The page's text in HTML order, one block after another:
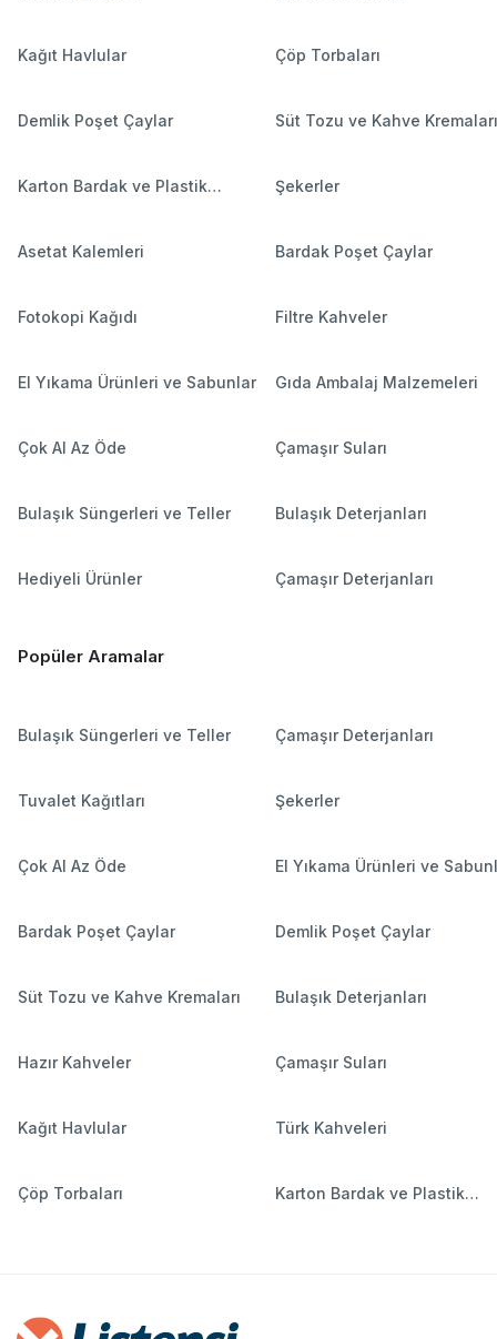
Kağıt Havlular Çöp Torbaları
Demlik Poşet Çaylar Süt Tozu ve Kahve Kremaları
Karton Bardak ve Plastik
Şekerler
Asetat Kalemleri Bardak Poşet Çaylar
Fotokopi Kağıdı Filtre Kahveler
El Yıkama Ürünleri ve Sabunlar Gıda Ambalaj Malzemeleri
Çok Al Az Öde Çamaşır Suları
Bulaşık Süngerleri ve Teller Bulaşık Deterjanları
Hediyeli Ürünler Çamaşır Deterjanları
Popüler Aramalar
Bulaşık Süngerleri ve Teller Çamaşır Deterjanları
Tuvalet Kağıtları Şekerler
Çok Al Az Öde El Yıkama Ürünleri ve
Bardak Poşet Çaylar Demlik Poşet Çaylar
Süt Tozu ve Kahve Kremaları Bulaşık Deterjanları
Hazır Kahveler Çamaşır Suları
Kağıt Havlular Türk Kahveleri
Çöp Torbaları
Karton Bardak ve Plastik